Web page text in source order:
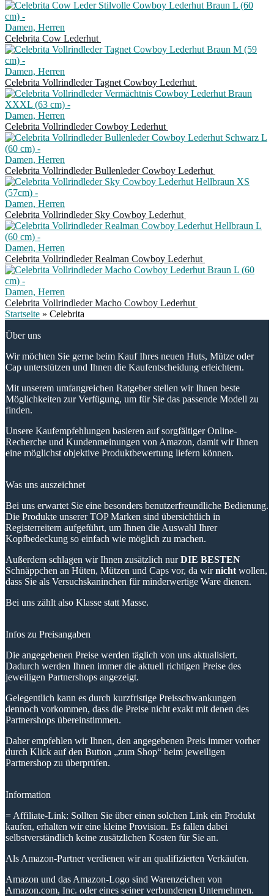
Damen, Herren
Celebrita Cow Lederhut
Damen, Herren
Celebrita Vollrindleder Tagnet Cowboy Lederhut
Damen, Herren
Celebrita Vollrindleder Cowboy Lederhut
Damen, Herren
Celebrita Vollrindleder Bullenleder Cowboy Lederhut
Damen, Herren
Celebrita Vollrindleder Sky Cowboy Lederhut
Damen, Herren
Celebrita Vollrindleder Realman Cowboy Lederhut
Damen, Herren
Celebrita Vollrindleder Macho Cowboy Lederhut
Startseite » Celebrita
Über uns
Wir möchten Sie gerne beim Kauf Ihres neuen Huts, Mütze oder
Cap unterstützen und Ihnen die Kaufentscheidung erleichtern.
Mit unserem umfangreichen Ratgeber stellen wir Ihnen beste
Möglichkeiten zur Verfügung, um für Sie das passende Modell zu
finden.
Unsere Kaufempfehlungen basieren auf sorgfältiger Online-
Recherche und Kundenmeinungen von Amazon, damit wir Ihnen
eine möglichst objektive Produktbewertung liefern können.
Was uns auszeichnet
Bei uns erwartet Sie eine besonders benutzerfreundliche Bedienung.
Die Produkte unserer TOP Marken sind übersichtlich in
Registerreitern aufgeführt, um Ihnen die Auswahl Ihrer
Kopfbedeckung so einfach wie möglich zu machen.
Außerdem schlagen wir Ihnen zusätzlich nurDIE BESTEN
Schnäppchen an Hüten, Mützen und Caps vor, da wirnicht wollen,
dass Sie als Versuchskaninchen für minderwertige Ware dienen.
Bei uns zählt also Klasse statt Masse.
Infos zu Preisangaben
Die angegebenen Preise werden täglich von uns aktualisiert.
Dadurch werden Ihnen immer die aktuell richtigen Preise des
jeweiligen Partnershops angezeigt.
Gelegentlich kann es durch kurzfristige Preisschwankungen
dennoch vorkommen, dass die Preise nicht exakt mit denen des
Partnershops übereinstimmen.
Daher empfehlen wir Ihnen, den angegebenen Preis immer vorher
durch Klick auf den Button „zum Shop“ beim jeweiligen
Partnershop zu überprüfen.
Information
= Affiliate-Link: Sollten Sie über einen solchen Link ein Produkt
kaufen, erhalten wir eine kleine Provision. Es fallen dabei
selbstverständlich keine zusätzlichen Kosten für Sie an.
Als Amazon-Partner verdienen wir an qualifizierten Verkäufen.
Amazon und das Amazon-Logo sind Warenzeichen von
Amazon.com, Inc. oder eines seiner verbundenen Unternehmen.